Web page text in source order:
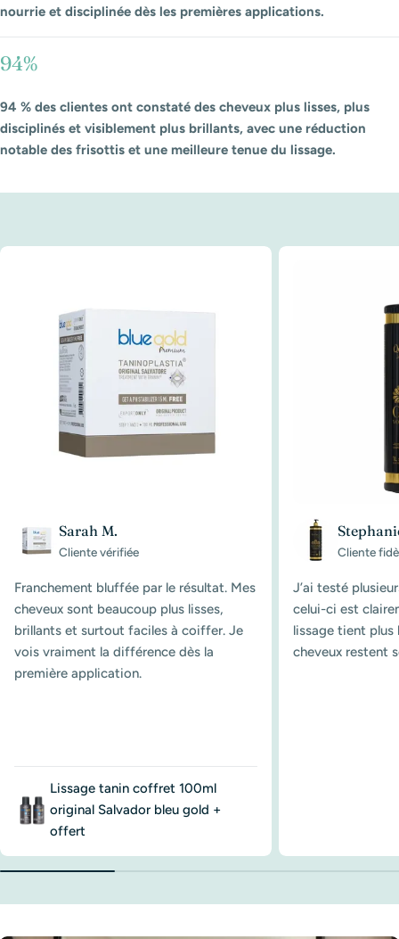
nourrie et disciplinée dès les premières applications.
94%
94 % des clientes ont constaté des cheveux plus lisses, plus
disciplinés et visiblement plus brillants, avec une réduction
notable des frisottis et une meilleure tenue du lissage.
Sarah M.
Cliente vérifiée
Franchement bluffée par le résultat. Mes
cheveux sont beaucoup plus lisses,
brillants et surtout faciles à coiffer. Je
vois vraiment la différence dès la
première application.
Lissage tanin coffret 100ml
original Salvador bleu gold +
offert
Cliente
J’ai testé
celui-ci est
lissage tient
cheveux restent